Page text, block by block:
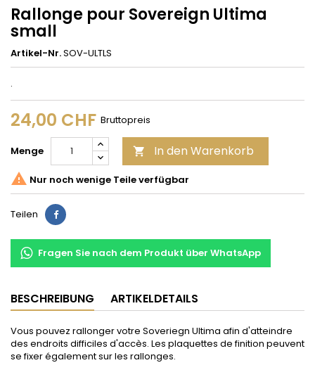
Rallonge pour Sovereign Ultima
small
Artikel-Nr.SOV-ULTLS
.
24,00 CHF Bruttopreis
Menge  In den Warenkorb
 Nur noch wenige Teile verfügbar
Teilen Teilen
Fragen Sie nach dem Produkt über WhatsApp
BESCHREIBUNG ARTIKELDETAILS
Vous pouvez rallonger votre Soveriegn Ultima afin d'atteindre
des endroits difficiles d'accès. Les plaquettes de finition peuvent
se fixer également sur les rallonges.